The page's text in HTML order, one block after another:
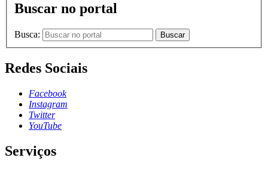
Buscar no portal
Busca: Buscar
Redes Sociais
Facebook
Instagram
Twitter
YouTube
Serviços